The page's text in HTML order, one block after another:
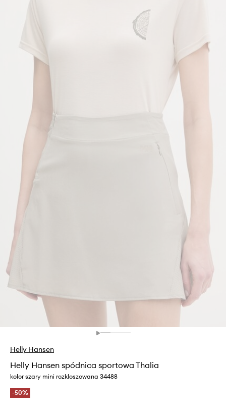
Helly Hansen
Helly Hansen spódnica sportowa Thalia
kolor szary mini rozkloszowana 34488
-50%